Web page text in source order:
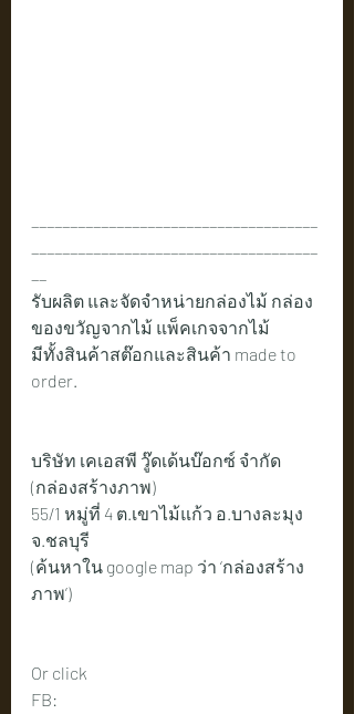
รับผลิต และจัดจำหน่ายกล่องไม้ กล่อง
ของขวัญจากไม้ แพ็คเกจจากไม้
มีทั้งสินค้าสต๊อกและสินค้า made to
order.
บริษัท เคเอสพี วู๊ดเด้นบ๊อกซ์ จำกัด
(กล่องสร้างภาพ)
55/1 หมู่ที่ 4 ต.เขาไม้แก้ว อ.บางละมุง
จ.ชลบุรี
(ค้นหาใน google map ว่า ‘กล่องสร้าง
ภาพ’)
Or click
FB: